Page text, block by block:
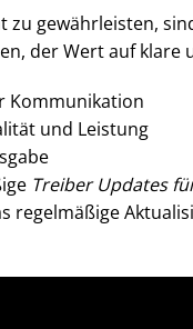
zu gewährleisten,
der Wert auf klare
Kommunikation
und Leistung
Treiber Updates